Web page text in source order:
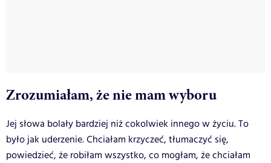
Zrozumiałam, że nie mam wyboru
Jej słowa bolały bardziej niż cokolwiek innego w życiu. To
było jak uderzenie. Chciałam krzyczeć, tłumaczyć się,
powiedzieć, że robiłam wszystko, co mogłam, że chciałam